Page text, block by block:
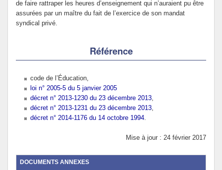
de faire rattraper les heures d’enseignement qui n’auraient pu être
assurées par un maître du fait de l’exercice de son mandat
syndical privé.
Référence
code de l’Éducation,
loi n° 2005-5 du 5 janvier 2005
décret n° 2013-1230 du 23 décembre 2013,
décret n° 2013-1231 du 23 décembre 2013,
décret n° 2014-1176 du 14 octobre 1994.
Mise à jour : 24 février 2017
DOCUMENTS ANNEXES